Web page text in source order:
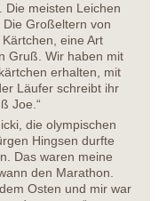
Die meisten Leichen
Großeltern von
eine Art
Gruß. Wir haben mit
erhalten, mit
Läufer schreibt ihr
Joe.“
die olympischen
Hingsen durfte
Das waren meine
den Marathon.
Osten und mir war